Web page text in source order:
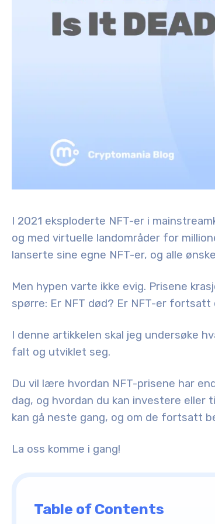
I 2021 eksploderte NFT-er i
og med virtuelle landområder for
lanserte sine egne NFT-er, og alle
Men hypen varte ikke evig. Prisene
spørre: Er NFT død? Er NFT-er fortsatt
I denne artikkelen skal jeg undersøke
falt og utviklet seg.
Du vil lære hvordan NFT-prisene har
dag, og hvordan du kan investere eller
kan gå neste gang, og om de fortsatt
La oss komme i gang!
Table of Contents